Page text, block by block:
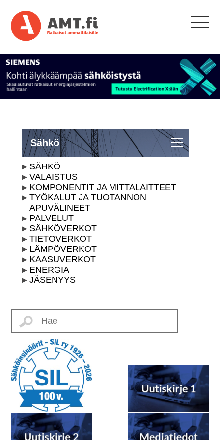
Sähkö
SÄHKÖ
VALAISTUS
KOMPONENTIT JA MITTALAITTEET
TYÖKALUT JA TUOTANNON
APUVÄLINEET
PALVELUT
SÄHKÖVERKOT
TIETOVERKOT
LÄMPÖVERKOT
KAASUVERKOT
ENERGIA
JÄSENYYS